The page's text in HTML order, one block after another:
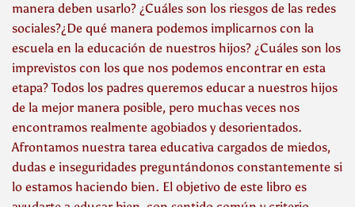
manera deben usarlo? ¿Cuáles son los riesgos de las redes
sociales?¿De qué manera podemos implicarnos con la
escuela en la educación de nuestros hijos? ¿Cuáles son los
imprevistos con los que nos podemos encontrar en esta
etapa? Todos los padres queremos educar a nuestros hijos
de la mejor manera posible, pero muchas veces nos
encontramos realmente agobiados y desorientados.
Afrontamos nuestra tarea educativa cargados de miedos,
dudas e inseguridades preguntándonos constantemente si
lo estamos haciendo bien. El objetivo de este libro es